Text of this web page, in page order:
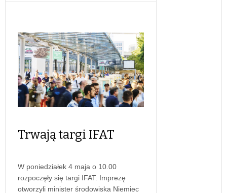
Trwają targi IFAT
W poniedziałek 4 maja o 10.00
rozpoczęły się targi IFAT. Imprezę
otworzyli minister środowiska Niemiec